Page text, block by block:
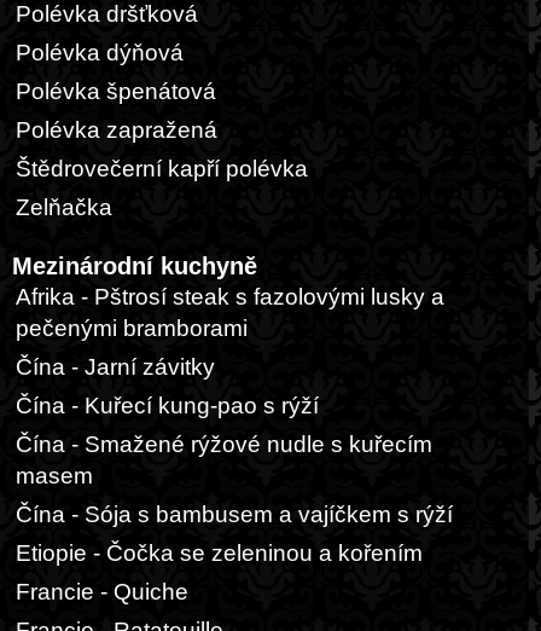
Polévka dršťková
Polévka dýňová
Polévka špenátová
Polévka zapražená
Štědrovečerní kapří polévka
Zelňačka
Mezinárodní kuchyně
Afrika - Pštrosí steak s fazolovými lusky a
pečenými bramborami
Čína - Jarní závitky
Čína - Kuřecí kung-pao s rýží
Čína - Smažené rýžové nudle s kuřecím
masem
Čína - Sója s bambusem a vajíčkem s rýží
Etiopie - Čočka se zeleninou a kořením
Francie - Quiche